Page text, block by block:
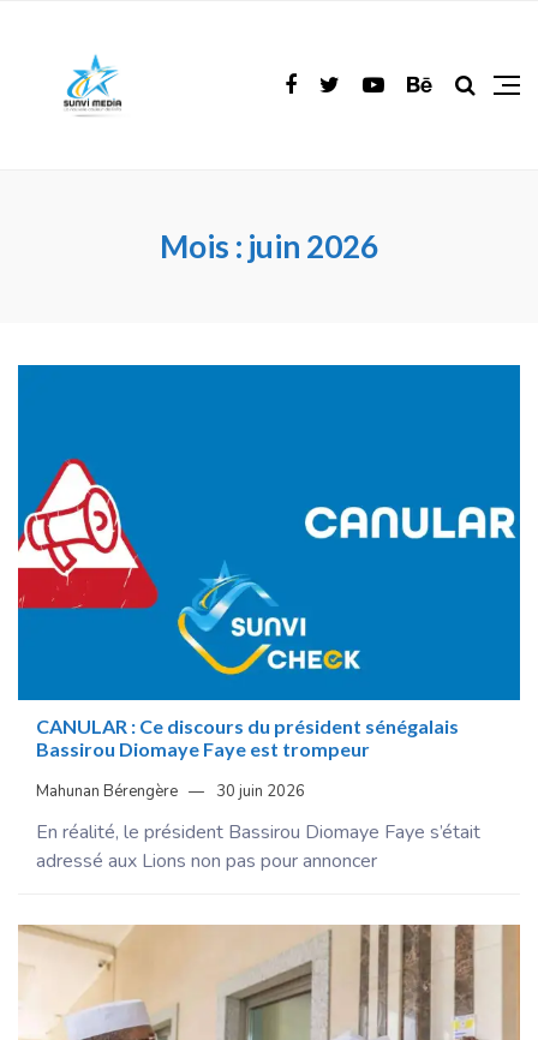
Mois : juin 2026
CANULAR : Ce discours du président sénégalais
Bassirou Diomaye Faye est trompeur
Mahunan Bérengère 30 juin 2026
En réalité, le président Bassirou Diomaye Faye s’était
adressé aux Lions non pas pour annoncer